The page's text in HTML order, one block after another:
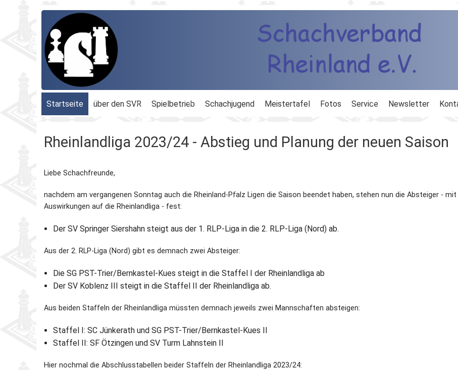
Startseite über den SVR
Ehrenmitglieder
Schiedsgericht
Schachbezirke
Geschichte
Ordnungen
Protokolle
Partner
Spielbetrieb
Dähnepokal
Einzel-M.
Schnellschach-E.
Senioren-MM
Schachjugend Meistertafel Fotos Service
Schachlinks
Newsletter
Rheinlandliga 2023/24 - Abstieg und Planung der neuen Saison
Liebe Schachfreunde,
nachdem am vergangenen Sonntag auch die Rheinland-Pfalz Ligen die Saison beendet haben, stehen nun die Absteiger - mit
Auswirkungen auf die Rheinlandliga - fest:
Der SV Springer Siershahn steigt aus der 1. RLP-Liga in die 2. RLP-Liga (Nord) ab.
Aus der 2. RLP-Liga (Nord) gibt es demnach zwei Absteiger:
Die SG PST-Trier/Bernkastel-Kues steigt in die Staffel I der Rheinlandliga ab
Der SV Koblenz III steigt in die Staffel II der Rheinlandliga ab.
Aus beiden Staffeln der Rheinlandliga müssten demnach jeweils zwei Mannschaften absteigen:
Staffel I: SC Jünkerath und SG PST-Trier/Bernkastel-Kues II
Staffel II: SF Ötzingen und SV Turm Lahnstein II
Hier nochmal die Abschlusstabellen beider Staffeln der Rheinlandliga 2023/24: